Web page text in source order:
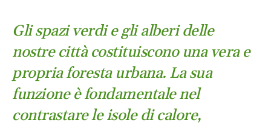
Gli spazi verdi e gli alberi delle
nostre città costituiscono una vera e
propria foresta urbana. La sua
funzione è fondamentale nel
contrastare le isole di calore,